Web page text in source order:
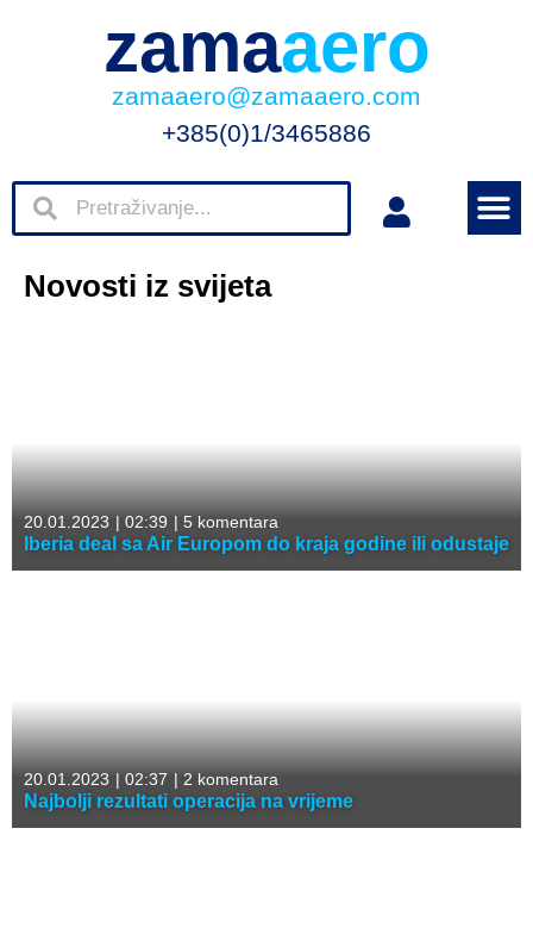
zamaaero
zamaaero@zamaaero.com
+385(0)1/3465886
Novosti iz svijeta
20.01.2023 | 02:39 | 5 komentara
Iberia deal sa Air Europom do kraja godine ili odustaje
20.01.2023 | 02:37 | 2 komentara
Najbolji rezultati operacija na vrijeme